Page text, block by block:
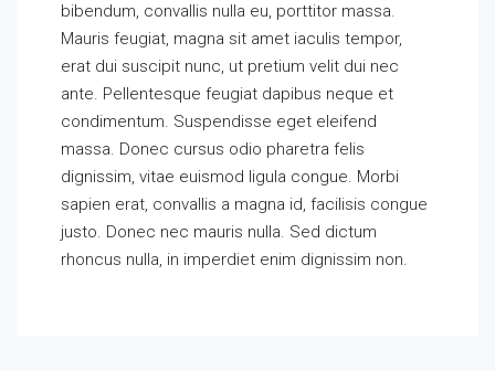
bibendum, convallis nulla eu, porttitor massa.
Mauris feugiat, magna sit amet iaculis tempor,
erat dui suscipit nunc, ut pretium velit dui nec
ante. Pellentesque feugiat dapibus neque et
condimentum. Suspendisse eget eleifend
massa. Donec cursus odio pharetra felis
dignissim, vitae euismod ligula congue. Morbi
sapien erat, convallis a magna id, facilisis congue
justo. Donec nec mauris nulla. Sed dictum
rhoncus nulla, in imperdiet enim dignissim non.